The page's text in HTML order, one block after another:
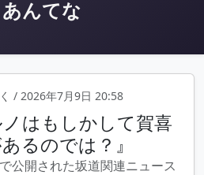
んてな
/ 2026年7月9日 20:58
はもしかして賀喜
るのでは？』
公開された坂道関連ニュース